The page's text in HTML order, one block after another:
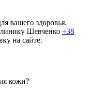
вашего здоровья.
Шевченко +38
на сайте.
кожи?